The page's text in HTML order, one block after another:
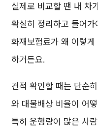
실제로 비교할 땐 내 차
확실히 정리하고 들어
화재보험료가 왜 이렇
하거든요.
견적 확인할 때는 단순
와 대물배상 비율이 어
특히 운행량이 많은 사